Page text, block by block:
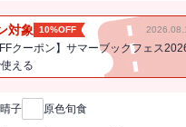
対象 10%OFF
クーポン】サマーブックフェス
える
子 原色旬食